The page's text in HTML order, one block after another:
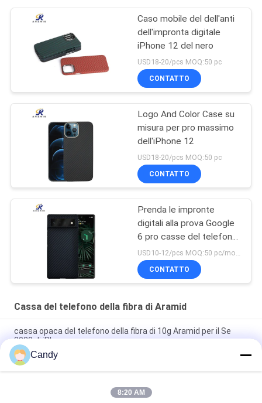
Caso mobile del dell'anti
dell'impronta digitale
iPhone 12 del nero
USD18-20/pcs MOQ:50 pc
CONTATTO
Logo And Color Case su
misura per pro massimo
dell'iPhone 12
USD18-20/pcs MOQ:50 pc
CONTATTO
Prenda le impronte
digitali alla prova Google
6 pro casse del telefono
di Aramid
CONTATTO
Cassa del telefono della fibra di Aramid
cassa opaca del telefono della fibra di 10g Aramid per il Se
2020 di iPhone
cassa militare sottile di carta del telefono di Aramid del grado
del Se di iPhone
cassa lucida rossa del telefono della fibra di Aramid di
Candy
8:20 AM